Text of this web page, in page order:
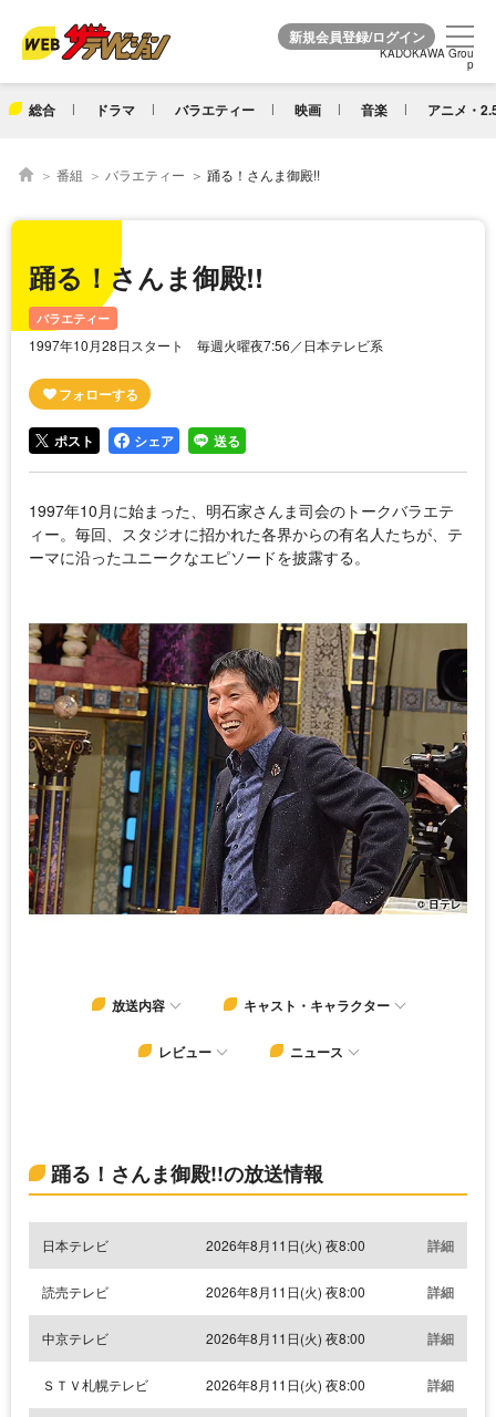
KADOKAWA Grou
p
総合 ドラマ バラエティー 映画 音楽 アニメ・
KADOKAWA Grou
p
番組 バラエティー 踊る！さんま御殿!!
踊る！さんま御殿!!
バラエティー
1997年10月28日スタート 毎週火曜夜7:56／日本テレビ系
ポスト シェア 送る
1997年10月に始まった、明石家さんま司会のトークバラエテ
ィー。毎回、スタジオに招かれた各界からの有名人たちが、テ
ーマに沿ったユニークなエピソードを披露する。
放送内容 キャスト・キャラクター
レビュー ニュース
踊る！さんま御殿!!の放送情報
日本テレビ 2026年8月11日(火) 夜8:00 詳細
読売テレビ 2026年8月11日(火) 夜8:00 詳細
中京テレビ 2026年8月11日(火) 夜8:00 詳細
ＳＴＶ札幌テレビ 2026年8月11日(火) 夜8:00 詳細